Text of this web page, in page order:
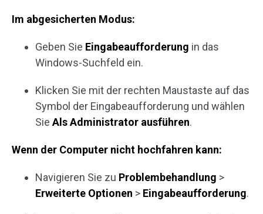
Im abgesicherten Modus:
Geben Sie Eingabeaufforderung in das
Windows-Suchfeld ein.
Klicken Sie mit der rechten Maustaste auf das
Symbol der Eingabeaufforderung und wählen
SieAls Administrator ausführen.
Wenn der Computer nicht hochfahren kann:
Navigieren Sie zu Problembehandlung >
Erweiterte Optionen > Eingabeaufforderung.